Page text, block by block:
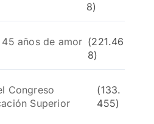
8)
años de amor (221.46
8)
Congreso
Superior
(133.
455)